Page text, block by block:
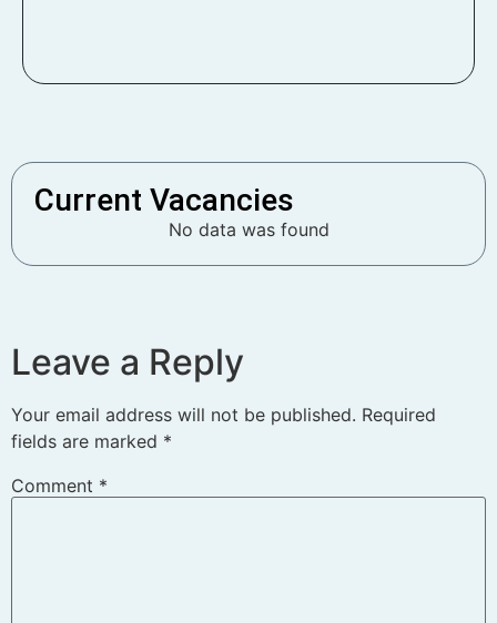
Current Vacancies
No data was found
Leave a Reply
Your email address will not be published. Required
fields are marked *
Comment *